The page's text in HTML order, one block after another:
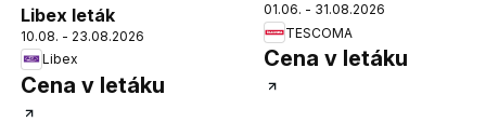
Libex leták
10.08. - 23.08.2026
Libex
Cena v letáku
01.06. - 31.08.2026
TESCOMA
Cena v letáku